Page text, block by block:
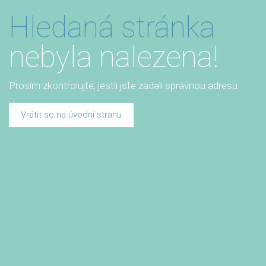
Hledaná stránka
nebyla nalezena!
Prosím zkontrolujte, jestli jste zadali správnou adresu.
Vrátit se na úvodní stranu